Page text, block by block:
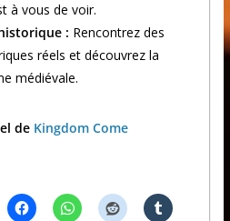
à vous de voir.
: Rencontrez des
réels et découvrez la
médiévale.
de Kingdom Come